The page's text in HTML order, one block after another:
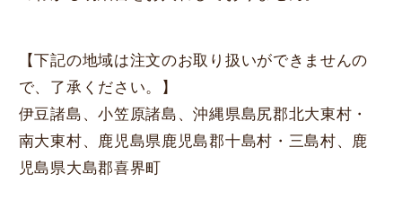
【下記の地域は注文のお取り扱いができませんの
で、了承ください。】
伊豆諸島、小笠原諸島、沖縄県島尻郡北大東村・
南大東村、鹿児島県鹿児島郡十島村・三島村、鹿
児島県大島郡喜界町